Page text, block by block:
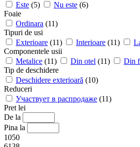
Este (5) Nu este (6)
Foaie
Ordinara (11)
Tipuri de usi
Exterioare (11) Interioare (11)
Componentele usii
Metalice (11) Din otel (11) Din
Tip de deschidere
Deschidere exterioară (10)
Reduceri
Участвует в распродаже (11)
Pret lei
De la
Pina la
1050